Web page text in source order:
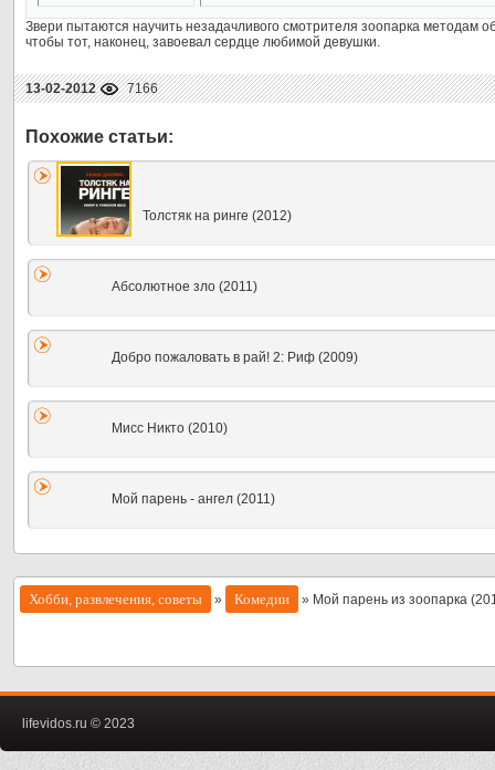
Звери пытаются научить незадачливого смотрителя зоопарка методам
чтобы тот, наконец, завоевал сердце любимой девушки.
13-02-2012 7166
Толстяк на ринге (2012)
Абсолютное зло (2011)
Добро пожаловать в рай! 2: Риф (2009)
Мисс Никто (2010)
Мой парень - ангел (2011)
Хобби, развлечения, советы » Комедии » Мой парень из зоопарка
lifevidos.ru © 2023